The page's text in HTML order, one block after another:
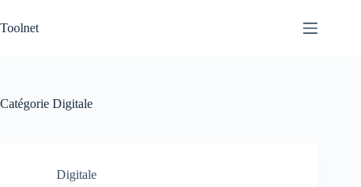
au
contenu
Toolnet
Catégorie Digitale
Digitale